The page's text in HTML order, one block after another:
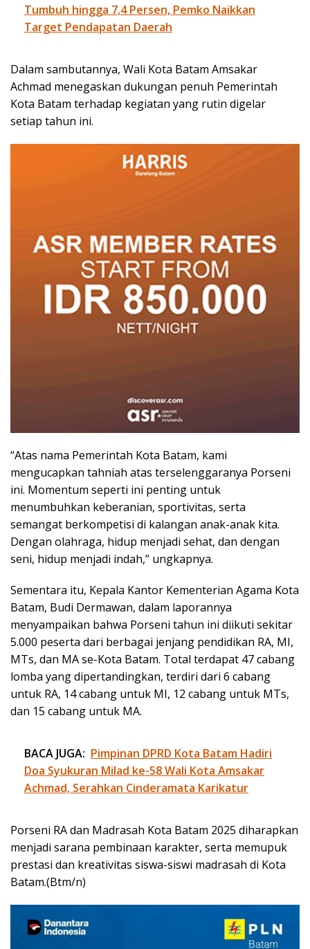
Tumbuh hingga 7,4 Persen, Pemko Naikkan
Target Pendapatan Daerah
Dalam sambutannya, Wali Kota Batam Amsakar
Achmad menegaskan dukungan penuh Pemerintah
Kota Batam terhadap kegiatan yang rutin digelar
setiap tahun ini.
“Atas nama Pemerintah Kota Batam, kami
mengucapkan tahniah atas terselenggaranya Porseni
ini. Momentum seperti ini penting untuk
menumbuhkan keberanian, sportivitas, serta
semangat berkompetisi di kalangan anak-anak kita.
Dengan olahraga, hidup menjadi sehat, dan dengan
seni, hidup menjadi indah,” ungkapnya.
Sementara itu, Kepala Kantor Kementerian Agama Kota
Batam, Budi Dermawan, dalam laporannya
menyampaikan bahwa Porseni tahun ini diikuti sekitar
5.000 peserta dari berbagai jenjang pendidikan RA, MI,
MTs, dan MA se-Kota Batam. Total terdapat 47 cabang
lomba yang dipertandingkan, terdiri dari 6 cabang
untuk RA, 14 cabang untuk MI, 12 cabang untuk MTs,
dan 15 cabang untuk MA.
BACA JUGA: Pimpinan DPRD Kota Batam Hadiri
Doa Syukuran Milad ke-58 Wali Kota Amsakar
Achmad, Serahkan Cinderamata Karikatur
Porseni RA dan Madrasah Kota Batam 2025 diharapkan
menjadi sarana pembinaan karakter, serta memupuk
prestasi dan kreativitas siswa-siswi madrasah di Kota
Batam.(Btm/n)